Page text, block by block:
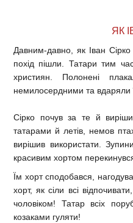
ЯК
Давним-давно, як Іван
похід пішли. Татари тим
християн. Полонені
немилосердними та вдаряли
Сірко почув за те й
татарами й летів, немов
вирішив використати.
красивим хортом перекинувся
Їм хорт сподобався,
хорт, як сіли всі
чоловіком! Татар всіх
козаками гуляти!